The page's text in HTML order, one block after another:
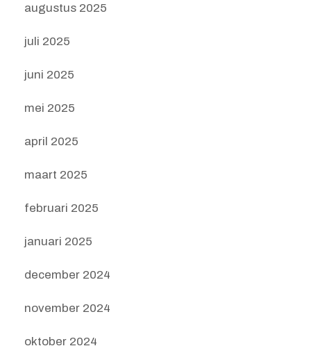
augustus 2025
juli 2025
juni 2025
mei 2025
april 2025
maart 2025
februari 2025
januari 2025
december 2024
november 2024
oktober 2024